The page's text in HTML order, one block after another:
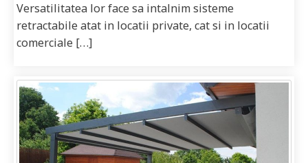
Versatilitatea lor face sa intalnim sisteme
retractabile atat in locatii private, cat si in locatii
comerciale […]